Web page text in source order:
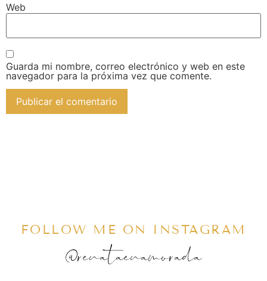
Web
Guarda mi nombre, correo electrónico y web en este
navegador para la próxima vez que comente.
FOLLOW ME ON INSTAGRAM
@renataenamorada